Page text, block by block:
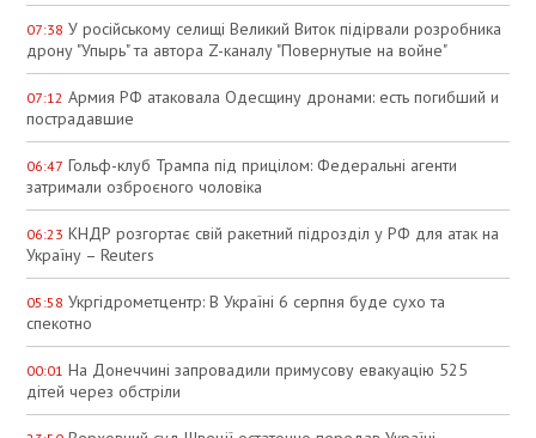
07:38 У російському селищі Великий Виток підірвали розробника
дрону "Упырь" та автора Z-каналу "Повернутые на войне"
07:12 Армия РФ атаковала Одесщину дронами: есть погибший и
пострадавшие
06:47 Гольф-клуб Трампа під прицілом: Федеральні агенти
затримали озброєного чоловіка
06:23 КНДР розгортає свій ракетний підрозділ у РФ для атак на
Україну – Reuters
05:58 Укргідрометцентр: В Україні 6 серпня буде сухо та
спекотно
00:01 На Донеччині запровадили примусову евакуацію 525
дітей через обстріли